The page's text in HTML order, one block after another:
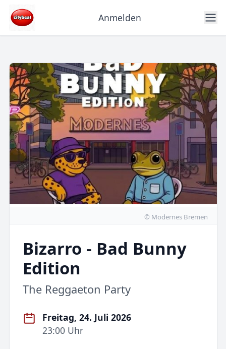
Anmelden
© Modernes Bremen
Bizarro - Bad Bunny
Edition
The Reggaeton Party
Freitag, 24. Juli 2026
23:00 Uhr